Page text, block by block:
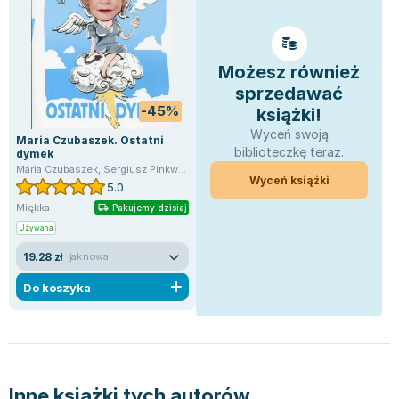
Lorraine Warren
Ajahn Brahm
Lucinda Riley
Jacek Walkiewicz
-45%
Maria Czubaszek. Ostatni
dymek
Maria Czubaszek, Sergiusz Pinkwart
5.0
Miękka Pakujemy dzisiaj
Używana
19.28 zł jak nowa
Do koszyka
Możesz również
sprzedawać
książki!
Wyceń swoją
biblioteczkę teraz.
Wyceń książki